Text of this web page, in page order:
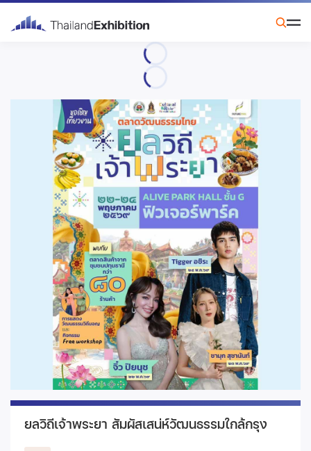
ยลวิถีเจ้าพระยา สัมผัสเสน่ห์วัฒนธรรมใกล้กรุง